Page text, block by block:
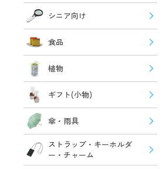
シニア向け
食品
植物
ギフト(小物)
傘・雨具
ストラップ・キーホルダ
ー・チャーム